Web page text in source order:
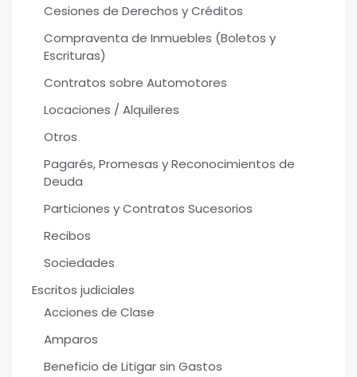
Cesiones de Derechos y Créditos
Compraventa de Inmuebles (Boletos y
Escrituras)
Contratos sobre Automotores
Locaciones / Alquileres
Otros
Pagarés, Promesas y Reconocimientos de
Deuda
Particiones y Contratos Sucesorios
Recibos
Sociedades
Escritos judiciales
Acciones de Clase
Amparos
Beneficio de Litigar sin Gastos